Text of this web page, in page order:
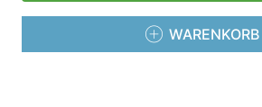
WARENKORB